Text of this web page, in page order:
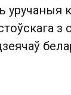
уручаныя
з